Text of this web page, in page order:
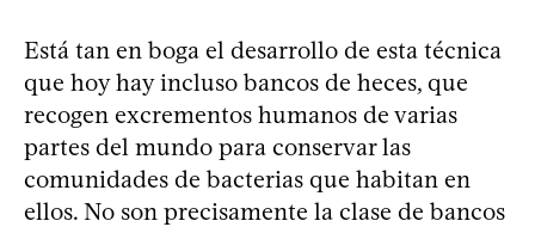
Está tan en boga el desarrollo de esta técnica
que hoy hay incluso bancos de heces, que
recogen excrementos humanos de varias
partes del mundo para conservar las
comunidades de bacterias que habitan en
ellos. No son precisamente la clase de bancos